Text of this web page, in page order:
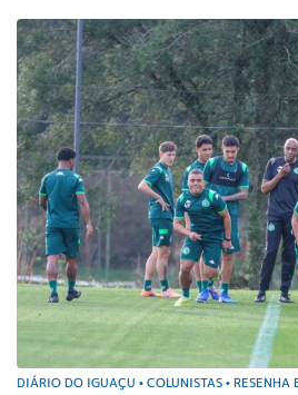
DIÁRIO DO IGUAÇU • COLUNISTAS • RESENHA